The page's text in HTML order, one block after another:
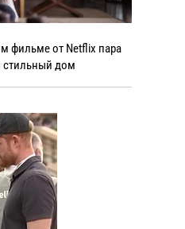
фильме от Netflix пара
стильный дом